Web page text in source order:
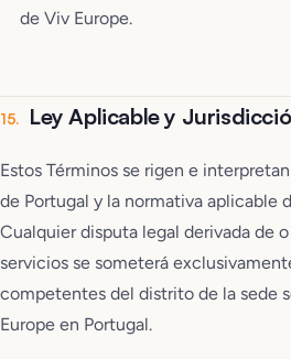
de Viv Europe.
15. Ley Aplicable y
Estos Términos se rigen e
de Portugal y la normativa aplicable
Cualquier disputa legal derivada de
servicios se someterá
competentes del distrito de la sede
Europe en Portugal.